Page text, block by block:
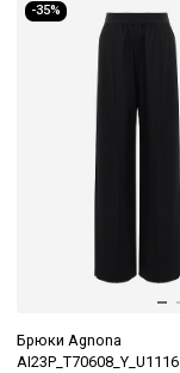
-35%
Брюки Agnona
AI23P_T70608_Y_U1116